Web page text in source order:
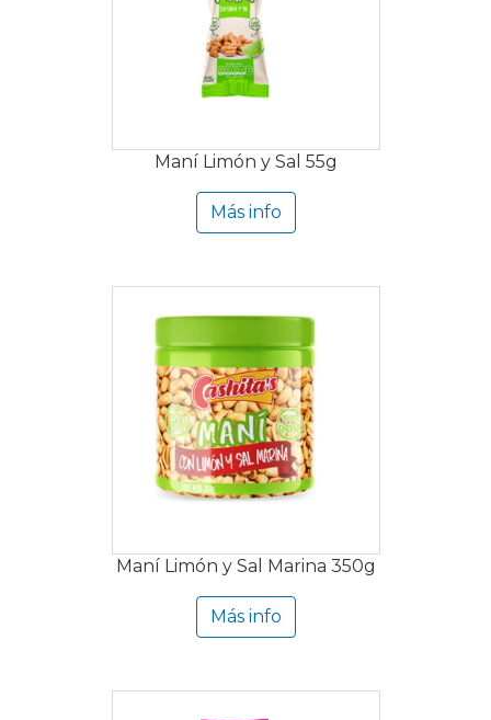
Maní Limón y Sal 55g
Más info
Maní Limón y Sal Marina 350g
Más info